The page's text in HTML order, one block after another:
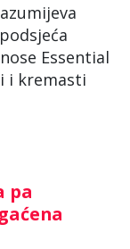
Essential
i kremasti
pa